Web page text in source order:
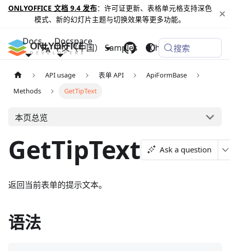
ONLYOFFICE 文档 9.4 发布：许可证更新、表格单元格支持深色
模式、新的幻灯片主题与切换效果等更多功能。
Docs Docspace
Samples Changelog
中文（中国） 搜索
API usage 表单 API
ApiFormBase
Methods
GetTipText
本页总览
GetTipText Ask a question
返回当前表单的提示文本。
语法